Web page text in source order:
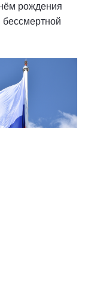
рождения